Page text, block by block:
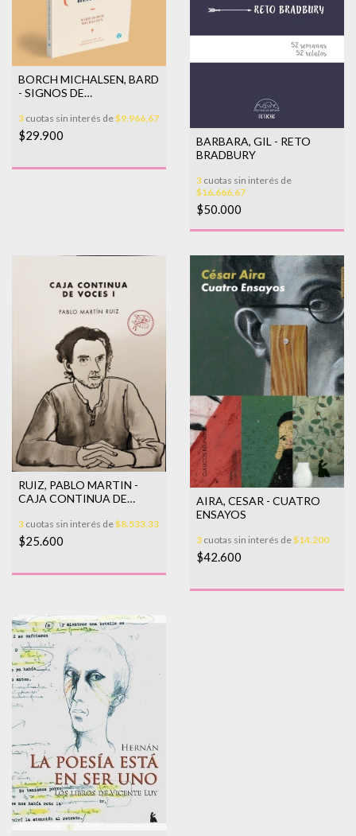
BORCH MICHALSEN, BARD
- SIGNOS DE
3 cuotas sin interés de$9.966,67
$29.900
BARBARA, GIL - RETO
BRADBURY
3 cuotas sin interés de
$16.666,67
$50.000
RUIZ, PABLO MARTIN -
CAJA CONTINUA DE
3 cuotas sin interés de$8.533,33
$25.600
AIRA, CESAR - CUATRO
ENSAYOS
3 cuotas sin interés de$14.200
$42.600